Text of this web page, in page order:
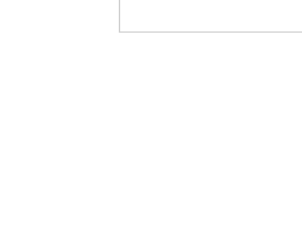
Horizontální těsnění